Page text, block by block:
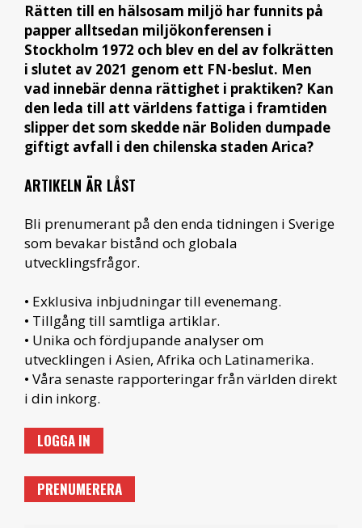
Rätten till en hälsosam miljö har funnits på
papper alltsedan miljökonferensen i
Stockholm 1972 och blev en del av folkrätten
i slutet av 2021 genom ett FN-beslut. Men
vad innebär denna rättighet i praktiken? Kan
den leda till att världens fattiga i framtiden
slipper det som skedde när Boliden dumpade
giftigt avfall i den chilenska staden Arica?
ARTIKELN ÄR LÅST
Bli prenumerant på den enda tidningen i Sverige
som bevakar bistånd och globala
utvecklingsfrågor.
• Exklusiva inbjudningar till evenemang.
• Tillgång till samtliga artiklar.
• Unika och fördjupande analyser om
utvecklingen i Asien, Afrika och Latinamerika.
• Våra senaste rapporteringar från världen direkt
i din inkorg.
LOGGA IN
PRENUMERERA